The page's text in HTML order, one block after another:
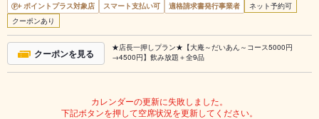
ポイントプラス対象店
スマート支払い可 適格請求書発行事業者
ネット予約可
クーポンあり
クーポンを見る
★店長一押しプラン★【大庵～だいあん～コース5000円
→4500円】飲み放題＋全9品
カレンダーの更新に失敗しました。
下記ボタンを押して空席状況を更新してください。